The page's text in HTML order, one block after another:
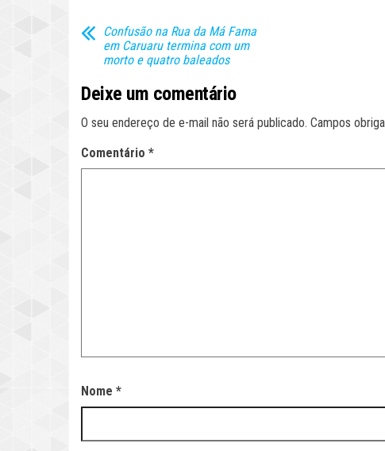
Confusão na Rua da Má Fama
em Caruaru termina com um
morto e quatro baleados
Deixe um comentário
O seu endereço de e-mail não será publicado. Campos
Comentário *
Nome *